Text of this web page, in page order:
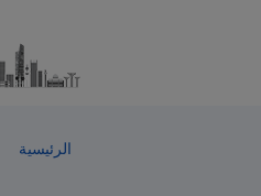
الرئيسية